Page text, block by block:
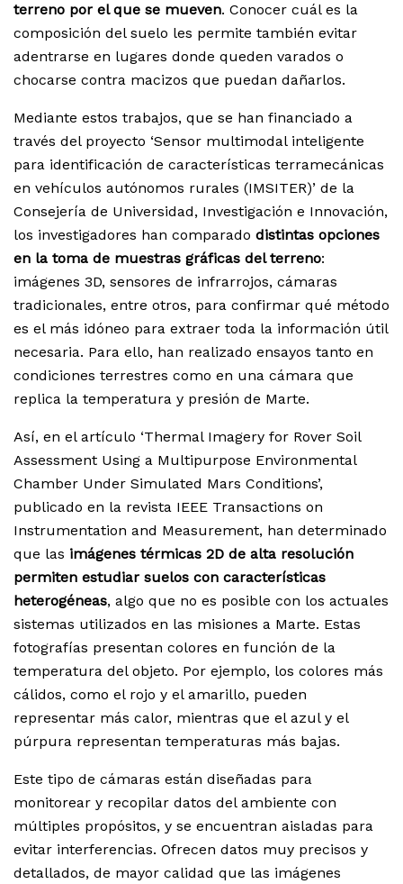
terreno por el que se mueven. Conocer cuál es la
composición del suelo les permite también evitar
adentrarse en lugares donde queden varados o
chocarse contra macizos que puedan dañarlos.
Mediante estos trabajos, que se han financiado a
través del proyecto ‘Sensor multimodal inteligente
para identificación de características terramecánicas
en vehículos autónomos rurales (IMSITER)’ de la
Consejería de Universidad, Investigación e Innovación,
los investigadores han comparado distintas opciones
en la toma de muestras gráficas del terreno:
imágenes 3D, sensores de infrarrojos, cámaras
tradicionales, entre otros, para confirmar qué método
es el más idóneo para extraer toda la información útil
necesaria. Para ello, han realizado ensayos tanto en
condiciones terrestres como en una cámara que
replica la temperatura y presión de Marte.
Así, en el artículo ‘Thermal Imagery for Rover Soil
Assessment Using a Multipurpose Environmental
Chamber Under Simulated Mars Conditions’,
publicado en la revista IEEE Transactions on
Instrumentation and Measurement, han determinado
que las imágenes térmicas 2D de alta resolución
permiten estudiar suelos con características
heterogéneas, algo que no es posible con los actuales
sistemas utilizados en las misiones a Marte. Estas
fotografías presentan colores en función de la
temperatura del objeto. Por ejemplo, los colores más
cálidos, como el rojo y el amarillo, pueden
representar más calor, mientras que el azul y el
púrpura representan temperaturas más bajas.
Este tipo de cámaras están diseñadas para
monitorear y recopilar datos del ambiente con
múltiples propósitos, y se encuentran aisladas para
evitar interferencias. Ofrecen datos muy precisos y
detallados, de mayor calidad que las imágenes